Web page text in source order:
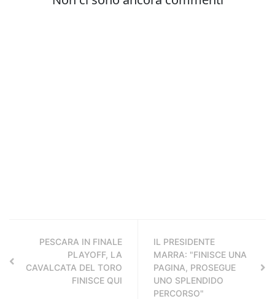
PESCARA IN FINALE
PLAYOFF, LA
CAVALCATA DEL TORO
FINISCE QUI
IL PRESIDENTE
MARRA: "FINISCE UNA
PAGINA, PROSEGUE
UNO SPLENDIDO
PERCORSO"